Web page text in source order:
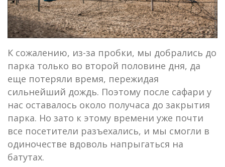
К сожалению, из-за пробки, мы добрались до
парка только во второй половине дня, да
еще потеряли время, пережидая
сильнейший дождь. Поэтому после сафари у
нас оставалось около получаса до закрытия
парка. Но зато к этому времени уже почти
все посетители разъехались, и мы смогли в
одиночестве вдоволь напрыгаться на
батутах.